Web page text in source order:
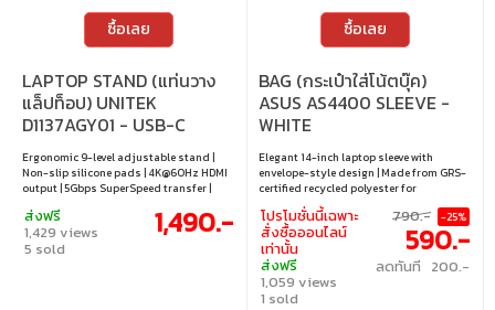
ซื้อเลย
LAPTOP STAND (แท่นวาง
แล็ปท็อป) UNITEK
D1137AGY01 - USB-C
FOLDABLE LAPTOP STAND
WITH DOCKING STATION
SILVER
Ergonomic 9-level adjustable stand |
Non-slip silicone pads | 4K@60Hz HDMI
output | 5Gbps SuperSpeed transfer |
through | Charge & data simultaneously
ส่งฟรี
1,429 views
5 sold
1,490.-
ซื้อเลย
BAG (กระเป๋าใส่โน้ตบุ๊ค)
ASUS AS4400 SLEEVE -
WHITE
Elegant 14-inch laptop sleeve with
envelope-style design | Made from GRS-
certified recycled polyester for
sustainability | Magnetic flap closure for
quick and secure access | Built-in pen
holder for added convenience | Slim and
lightweight design for ever
โปรโมชั่นนี้เฉพาะ
สั่งซื้อออนไลน์
เท่านั้น
ส่งฟรี
1,059 views
1 sold
790.- -25%
590.-
ลดทันที 200.-